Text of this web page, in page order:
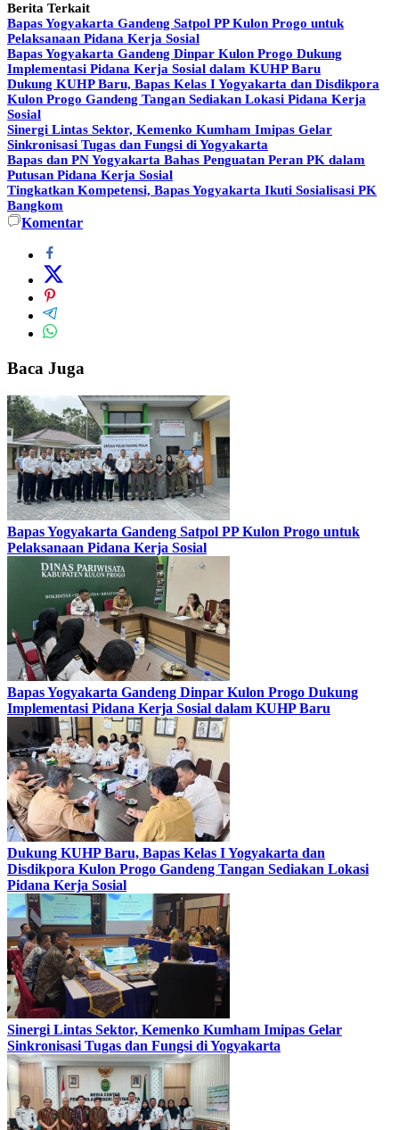
Berita Terkait
Bapas Yogyakarta Gandeng Satpol PP Kulon Progo untuk
Pelaksanaan Pidana Kerja Sosial
Bapas Yogyakarta Gandeng Dinpar Kulon Progo Dukung
Implementasi Pidana Kerja Sosial dalam KUHP Baru
Dukung KUHP Baru, Bapas Kelas I Yogyakarta dan Disdikpora
Kulon Progo Gandeng Tangan Sediakan Lokasi Pidana Kerja
Sosial
Sinergi Lintas Sektor, Kemenko Kumham Imipas Gelar
Sinkronisasi Tugas dan Fungsi di Yogyakarta
Bapas dan PN Yogyakarta Bahas Penguatan Peran PK dalam
Putusan Pidana Kerja Sosial
Tingkatkan Kompetensi, Bapas Yogyakarta Ikuti Sosialisasi PK
Bangkom
Komentar
Baca Juga
Bapas Yogyakarta Gandeng Satpol PP Kulon Progo untuk
Pelaksanaan Pidana Kerja Sosial
Bapas Yogyakarta Gandeng Dinpar Kulon Progo Dukung
Implementasi Pidana Kerja Sosial dalam KUHP Baru
Dukung KUHP Baru, Bapas Kelas I Yogyakarta dan
Disdikpora Kulon Progo Gandeng Tangan Sediakan Lokasi
Pidana Kerja Sosial
Sinergi Lintas Sektor, Kemenko Kumham Imipas Gelar
Sinkronisasi Tugas dan Fungsi di Yogyakarta